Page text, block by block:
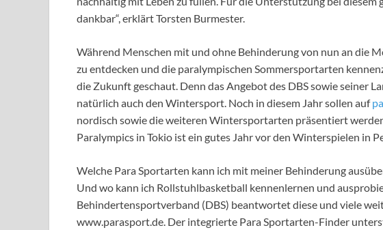
dankbar“, erklärt Torsten Burmester.
Während Menschen mit und ohne Behinderung von nun an die
zu entdecken und die paralympischen Sommersportarten
die Zukunft geschaut. Denn das Angebot des DBS sowie seiner
natürlich auch den Wintersport. Noch in diesem Jahr sollen auf
nordisch sowie die weiteren Wintersportarten präsentiert
Paralympics in Tokio ist ein gutes Jahr vor den Winterspielen in
Welche Para Sportarten kann ich mit meiner Behinderung
Und wo kann ich Rollstuhlbasketball kennenlernen und
Behindertensportverband (DBS) beantwortet diese und viele
www.parasport.de. Der integrierte Para Sportarten-Finder